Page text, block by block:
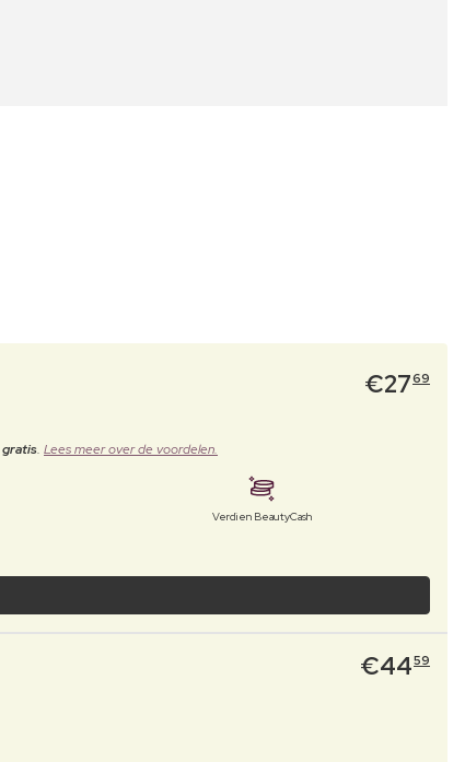
€2769
gratis. Lees meer over de voordelen.
Verdien BeautyCash
€4459